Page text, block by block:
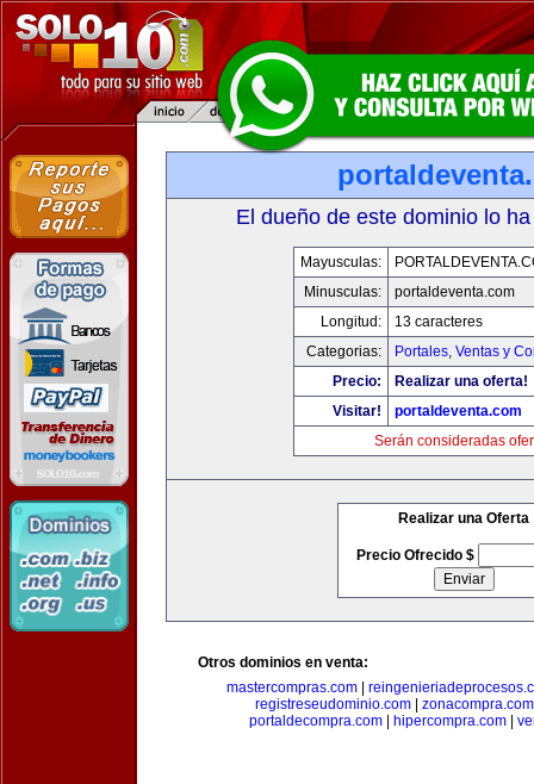
El dueño de este dominio lo
Mayusculas:
Minusculas:
portaldeventa.com
Longitud:
13 caracteres
Categorias:
Portales, Ventas y
Precio:
Realizar una oferta!
Visitar!
portaldeventa.com
Serán consideradas
Realizar una Oferta
Precio Ofrecido $
Otros dominios en venta:
mastercompras.com
registreseudominio.com
zonacompra.com
portaldecompra.com
hipercompra.com